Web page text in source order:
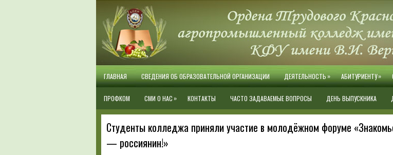
ГЛАВНАЯ СВЕДЕНИЯ ОБ ОБРАЗОВАТЕЛЬНОЙ ОРГАНИЗАЦИИ ДЕЯТЕЛЬНОСТЬ» АБИТУРИЕНТУ»
ПРОФКОМ СМИ О НАС » КОНТАКТЫ ЧАСТО ЗАДАВАЕМЫЕ ВОПРОСЫ ДЕНЬ ВЫПУСКНИКА
Студенты колледжа приняли участие в молодёжном форуме
— россиянин!»